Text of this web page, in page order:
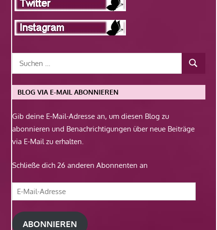
BLOG VIA E-MAIL ABONNIEREN
Gib deine E-Mail-Adresse an, um diesen Blog zu
abonnieren und Benachrichtigungen über neue Beiträge
via E-Mail zu erhalten.
Schließe dich 26 anderen Abonnenten an
E-
Mail-
Adresse
ABONNIEREN